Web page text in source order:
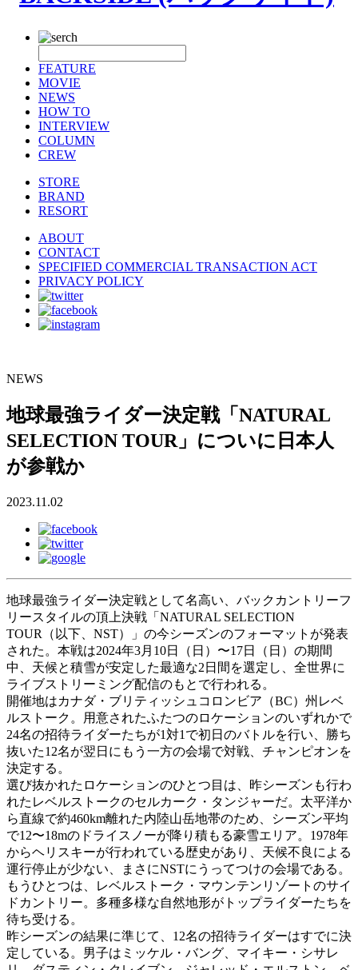
FEATURE
MOVIE
NEWS
HOW TO
INTERVIEW
COLUMN
CREW
STORE
BRAND
RESORT
ABOUT
CONTACT
SPECIFIED COMMERCIAL TRANSACTION ACT
PRIVACY POLICY
NEWS
地球最強ライダー決定戦「NATURAL
SELECTION TOUR」についに日本人
が参戦か
2023.11.02
地球最強ライダー決定戦として名高い、バックカントリーフ
リースタイルの頂上決戦「NATURAL SELECTION
TOUR（以下、NST）」の今シーズンのフォーマットが発表
された。本戦は2024年3月10日（日）〜17日（日）の期間
中、天候と積雪が安定した最適な2日間を選定し、全世界に
ライブストリーミング配信のもとで行われる。
開催地はカナダ・ブリティッシュコロンビア（BC）州レベ
ルストーク。用意されたふたつのロケーションのいずれかで
24名の招待ライダーたちが1対1で初日のバトルを行い、勝ち
抜いた12名が翌日にもう一方の会場で対戦、チャンピオンを
決定する。
選び抜かれたロケーションのひとつ目は、昨シーズンも行わ
れたレベルストークのセルカーク・タンジャーだ。太平洋か
ら直線で約460km離れた内陸山岳地帯のため、シーズン平均
で12〜18mのドライスノーが降り積もる豪雪エリア。1978年
からヘリスキーが行われている歴史があり、天候不良による
運行停止が少ない、まさにNSTにうってつけの会場である。
もうひとつは、レベルストーク・マウンテンリゾートのサイ
ドカントリー。多種多様な自然地形がトップライダーたちを
待ち受ける。
昨シーズンの結果に準じて、12名の招待ライダーはすでに決
定している。男子はミッケル・バング、マイキー・シサレ